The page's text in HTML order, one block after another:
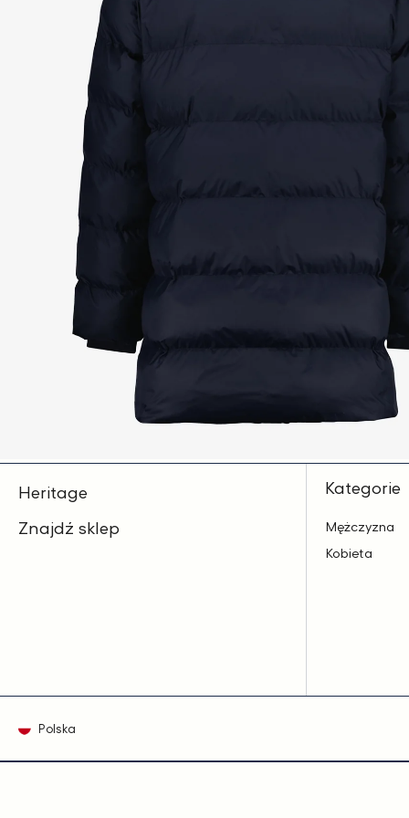
Heritage
Znajdź sklep
Kategorie
Mężczyzna
Kobieta
Polska